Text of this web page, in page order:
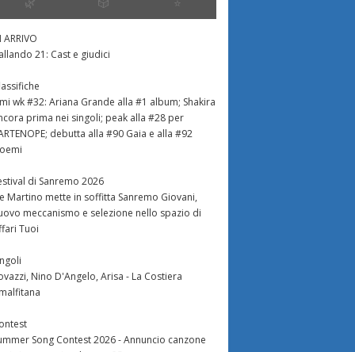
ARRIVO
21: Cast e giudici
wk #32: Ariana Grande alla #1 album; Shakira
prima nei singoli; peak alla #28 per
debutta alla #90 Gaia e alla #92
di Sanremo 2026
Martino mette in soffitta Sanremo Giovani,
meccanismo e selezione nello spazio di
Tuoi
Nino D'Angelo, Arisa - La Costiera
Song Contest 2026 - Annuncio canzone